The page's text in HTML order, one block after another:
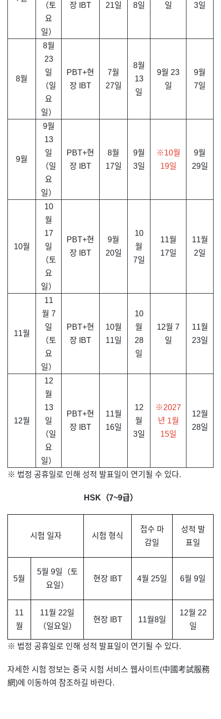
（토
요
일）
장 IBT
21일
8일
일
3일
8월
8월
23
일
（일
요
일）
PBT+현
장 IBT
7월
27일
8월
13
일
9월 23
일
9월
7일
9월
9월
13
일
（일
요
일）
PBT+현
장 IBT
8월
17일
9월
3일
※10월
19일
9월
29일
10월
10
월
17
일
（토
요
일）
PBT+현
장 IBT
9월
20일
10
월
7일
11월
17일
11월
2일
11월
11
월 7
일
（토
요
일）
PBT+현
장 IBT
10월
11일
10
월
28
일
12월 7
일
11월
23일
12월
12
월
13
일
（일
요
일）
PBT+현
장 IBT
11월
16일
12
월
3일
※2027
년 1월
15일
12월
28일
※ 법정 공휴일로 인해 성적 발표일이 연기될 수 있다.
HSK（7~9급）
시험 일자 시험 형식
접수 마
감일
성적 발
표일
5월
5월 9일（토
요일）
현장 IBT 4월 25일 6월 9일
11
월
11월 22일
（일요일）
현장 IBT 11월8일
12월 22
일
※ 법정 공휴일로 인해 성적 발표일이 연기될 수 있다.
자세한 시험 정보는 중국 시험 서비스 웹사이트(中國考試服務
網)에 이동하여 참조하길 바란다.